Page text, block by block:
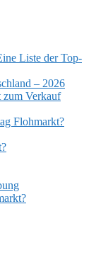
Liste der Top-
– 2026
Verkauf
Flohmarkt?